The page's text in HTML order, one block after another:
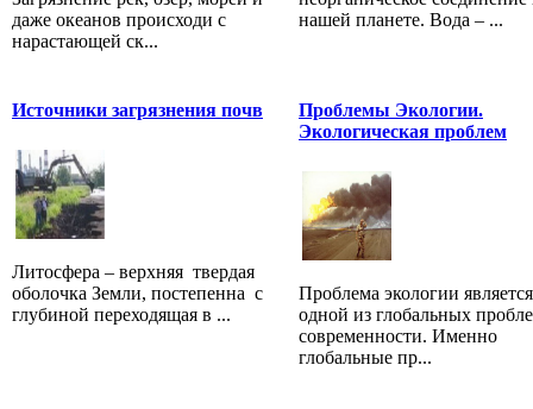
даже океанов происходи с
нарастающей ск...
нашей планете. Вода – ...
Источники загрязнения почв
Литосфера – верхняя твердая
оболочка Земли, постепенна с
глубиной переходящая в ...
Проблемы Экологии.
Экологическая проблем
Проблема экологии является
одной из глобальных
современности. Именно
глобальные пр...